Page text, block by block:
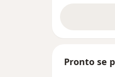
Pronto se